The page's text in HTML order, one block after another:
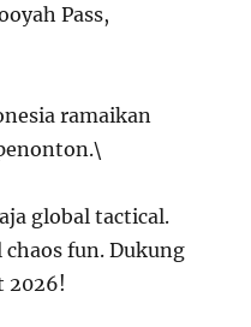
Pass,
ramaikan
global tactical.
chaos fun. Dukung
2026!